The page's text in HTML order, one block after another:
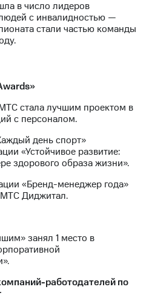
в число лидеров
с инвалидностью —
стали частью команды
стала лучшим проектом в
с персоналом.
день спорт»
«Устойчивое развитие:
здорового образа жизни».
«Бренд-менеджер года»
Диджитал.
занял 1 место в
работодателей по